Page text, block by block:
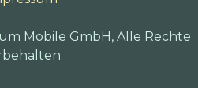
Mobile GmbH, Alle Rechte